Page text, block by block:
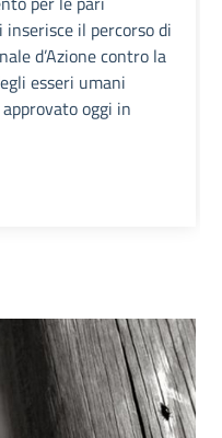
il percorso di
d’Azione contro la
esseri umani
oggi in